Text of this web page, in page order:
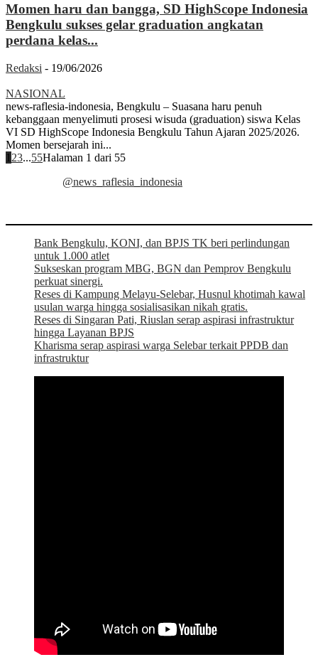
Momen haru dan bangga, SD HighScope Indonesia
Bengkulu sukses gelar graduation angkatan
perdana kelas...
Redaksi - 19/06/2026
NASIONAL
news-raflesia-indonesia, Bengkulu – Suasana haru penuh
kebanggaan menyelimuti prosesi wisuda (graduation) siswa Kelas
VI SD HighScope Indonesia Bengkulu Tahun Ajaran 2025/2026.
Momen bersejarah ini...
1 23...55Halaman 1 dari 55
@news_raflesia_indonesia
Bank Bengkulu, KONI, dan BPJS TK beri perlindungan
untuk 1.000 atlet
Sukseskan program MBG, BGN dan Pemprov Bengkulu
perkuat sinergi.
Reses di Kampung Melayu-Selebar, Husnul khotimah kawal
usulan warga hingga sosialisasikan nikah gratis.
Reses di Singaran Pati, Riuslan serap aspirasi infrastruktur
hingga Layanan BPJS
Kharisma serap aspirasi warga Selebar terkait PPDB dan
infrastruktur